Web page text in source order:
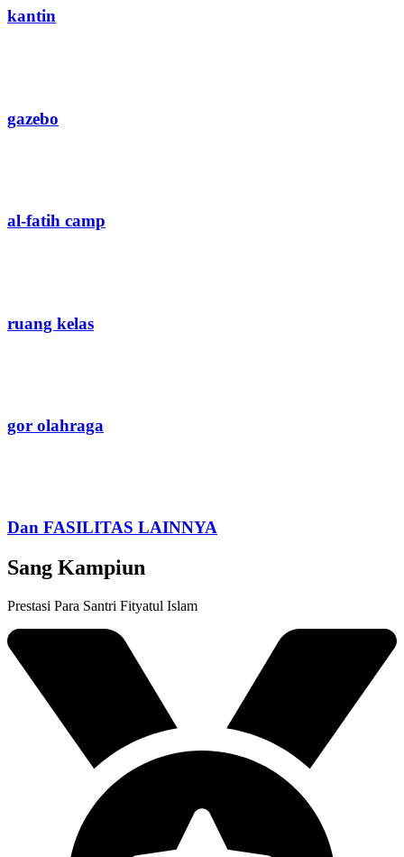
kantin
gazebo
al-fatih camp
ruang kelas
gor olahraga
Dan FASILITAS LAINNYA
Sang Kampiun
Prestasi Para Santri Fityatul Islam